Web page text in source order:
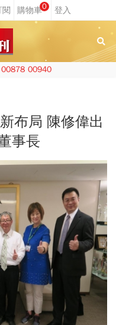
0
00878 00940
布局 陳修偉出
事長